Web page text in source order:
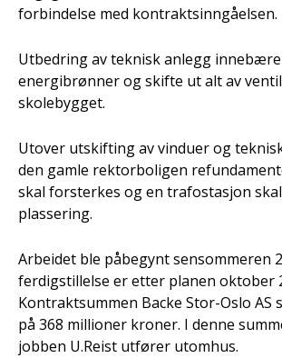
forbindelse med kontraktsinngåelsen.
Utbedring av teknisk anlegg
energibrønner og skifte ut alt av
skolebygget.
Utover utskifting av vinduer og
den gamle rektorboligen
skal forsterkes og en trafostasjon
plassering.
Arbeidet ble påbegynt sensommeren
ferdigstillelse er etter planen oktober
Kontraktsummen Backe Stor-Oslo AS
på 368 millioner kroner. I denne
jobben U.Reist utfører utomhus.